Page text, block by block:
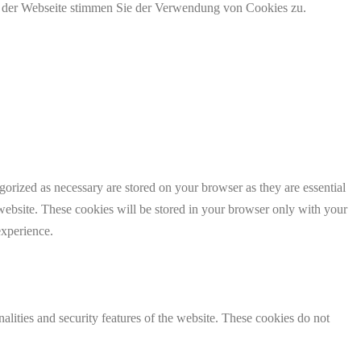
Webseite stimmen Sie der Verwendung von Cookies zu.
as necessary are stored on your browser as they are essential
These cookies will be stored in your browser only with your
and security features of the website. These cookies do not